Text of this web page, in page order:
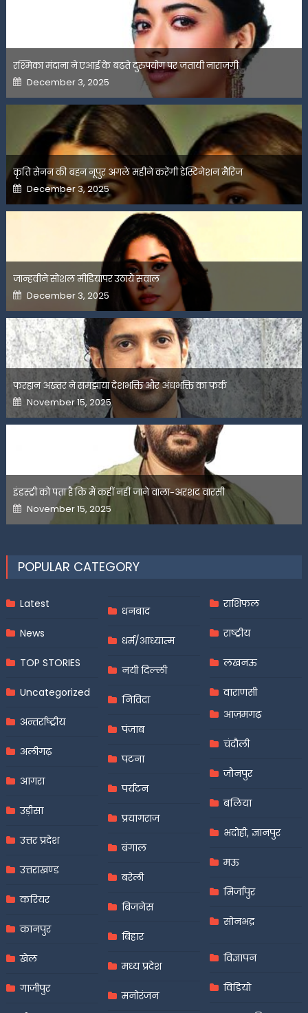
रश्मिका मंदाना ने एआई के बढ़ते दुरुपयोग पर जतायी नाराजगी
Posted
on
December 3, 2025
कृति सेनन की बहन नूपुर अगले महीने करेंगी डेस्टिनेशन मैरिज
Posted
on
December 3, 2025
जान्हवीने सोशल मीडियापर उठाये सवाल
Posted
on
December 3, 2025
फरहान अख्तर ने समझाया देशभक्ति और अंधभक्ति का फर्क
Posted
on
November 15, 2025
इंडस्ट्री को पता है कि मैं कहीं नहीं जाने वाला-अरशद वारसी
Posted
on
November 15, 2025
POPULAR CATEGORY
Latest
News
TOP STORIES
Uncategorized
अन्तर्राष्ट्रीय
अलीगढ़
आगरा
उड़ीसा
उत्तर प्रदेश
उत्तराखण्ड
करियर
कानपुर
खेल
गाजीपुर
धनबाद
धर्म/आध्यात्म
नयी दिल्ली
निविदा
पंजाब
पटना
पर्यटन
प्रयागराज
बंगाल
बरेली
बिजनेस
बिहार
मध्य प्रदेश
मनोरंजन
राशिफल
राष्ट्रीय
लखनऊ
वाराणसी
आज़मगढ़
चंदौली
जौनपुर
बलिया
भदोही, ज्ञानपुर
मऊ
मिर्जापुर
सोनभद्र
विज्ञापन
विडियो